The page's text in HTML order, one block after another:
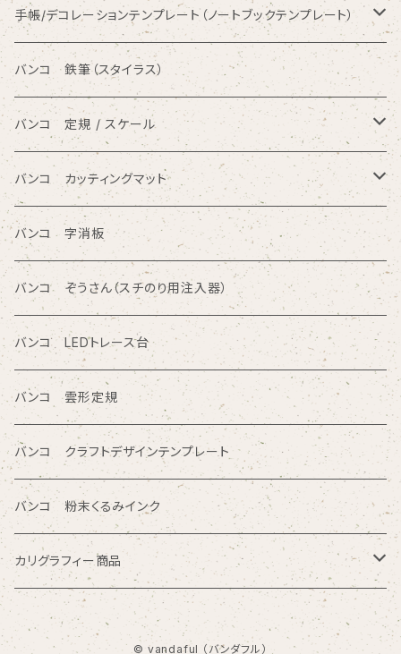
数字入りテンプレート定規
ひらがな入りテンプレート定規
アルファベット入りテンプレート定規
円/楕円/アール入りテンプレート定規
三角形/四角形/五角形/多角形入りテンプレート定規
カタカナ入りテンプレート定規
図面レイアウト/ 専門チャート/その他テンプレート定規
商品シリーズ名から検索
SE型
80型
プチプレート型
OCR型 / シンボル型
手帳/デコレーションテンプレート（ノートブックテンプレート）
バンコ ノートブックテンプレート（カードサイズ）
バンコ ルーラースリム（定規型）
バンコ ノートブックテンプレート（はがきサイズ）
バンコ 鉄筆（スタイラス）
バンコ 定規 / スケール
方眼カッティング定規
直定規
読み取り定規
ツイン定規
ノートブックテンプレート ルーラースリム
カリグラフィガイドライン定規
バンコ カッティングマット
ポリエチレン系樹脂（PVC）
オレフィン系樹脂
バンコ 字消板
バンコ ぞうさん（スチのり用注入器）
バンコ LEDトレース台
バンコ 雲形定規
バンコ クラフトデザインテンプレート
バンコ 粉末くるみインク
カリグラフィー商品
マニュスクリプト
© vandaful （バンダフル）